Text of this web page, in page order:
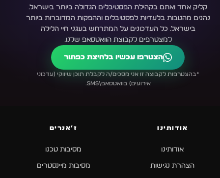
קליק אחד ואתם בקהילת הפסטיבלים הגדולה ביותר בישראל.
נהנים מהטבות בלעדיות לפסטיבלים וההפקות המדוברות ביותר
בישראל. כל העדכונים על המתרחש בעגני חיי הלילה
למצטרפים לקבוצת הוואטסאפ שלנו.
הצטרפו עכשיו בלחיצת כפתור
*בהצטרפות לקבוצה זו אני מסכים/ה לקבלת תוכן שיווקי (עדכוני
אירועים) בוואטסאפ\SMS.
אודותינו
אודותינו
הצהרת נגישות
ז׳אנרים
מסיבות טכנו
מסיבות מיינסטרים